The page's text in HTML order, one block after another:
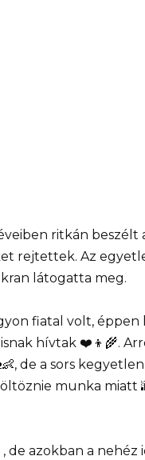
ritkán
rejtettek. Az
látogatta meg.
fiatal volt,
hívtak ❤️👦🌾.
de a sors
munka miatt
de azokban a